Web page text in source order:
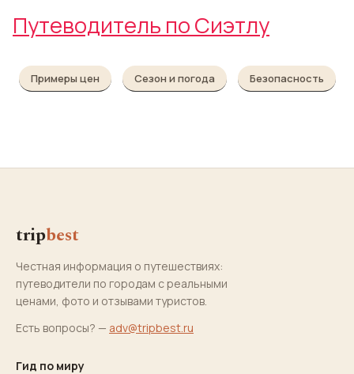
Путеводитель по Сиэтлу
Примеры цен Сезон и погода Безопасность
tripbest
Честная информация о путешествиях:
путеводители по городам с реальными
ценами, фото и отзывами туристов.
Есть вопросы? — adv@tripbest.ru
Гид по миру